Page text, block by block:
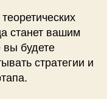
станет вашим
будете
стратегии и